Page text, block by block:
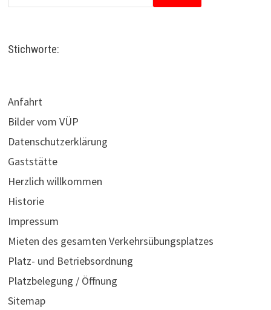
Stichworte:
Anfahrt
Bilder vom VÜP
Datenschutzerklärung
Gaststätte
Herzlich willkommen
Historie
Impressum
Mieten des gesamten Verkehrsübungsplatzes
Platz- und Betriebsordnung
Platzbelegung / Öffnung
Sitemap